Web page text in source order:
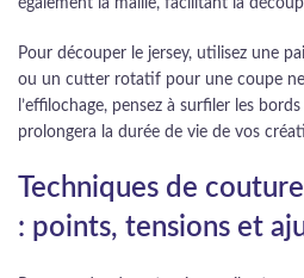
Pour découper le jersey, utilisez une
ou un cutter rotatif pour une coupe
l’effilochage, pensez à surfiler les
prolongera la durée de vie de vos
Techniques de
: points, tensions et